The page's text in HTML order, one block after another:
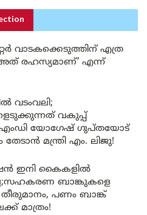
വാടകക്കെടുത്തിന് എത്ര
രഹസ്യമാണ്’ എന്ന്
വടംവലി;
വകുപ്പ്
എംഡി യോഗേഷ് ഗുപ്തയോട്
മന്ത്രി എം. ലിജു!
ഇനി കൈകളിൽ
ബാങ്കുകളെ
തീരുമാനം, പണം ബാങ്ക്
മാത്രം!